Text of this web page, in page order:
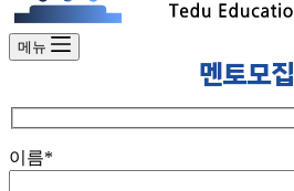
메뉴
멘토모집
이름*